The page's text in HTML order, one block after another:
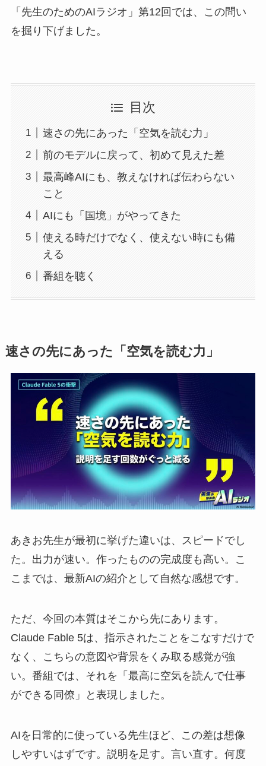
「先生のためのAIラジオ」第12回では、この問い
を掘り下げました。
目次
速さの先にあった「空気を読む力」
前のモデルに戻って、初めて見えた差
最高峰AIにも、教えなければ伝わらない
こと
AIにも「国境」がやってきた
使える時だけでなく、使えない時にも備
える
番組を聴く
速さの先にあった「空気を読む力」
あきお先生が最初に挙げた違いは、スピードでし
た。出力が速い。作ったものの完成度も高い。こ
こまでは、最新AIの紹介として自然な感想です。
ただ、今回の本質はそこから先にあります。
Claude Fable 5は、指示されたことをこなすだけで
なく、こちらの意図や背景をくみ取る感覚が強
い。番組では、それを「最高に空気を読んで仕事
ができる同僚」と表現しました。
AIを日常的に使っている先生ほど、この差は想像
しやすいはずです。説明を足す。言い直す。何度